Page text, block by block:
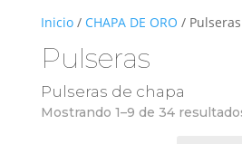
Inicio/ CHAPA DE ORO / Pulseras
Pulseras
Pulseras de chapa
Mostrando 1–9 de 34